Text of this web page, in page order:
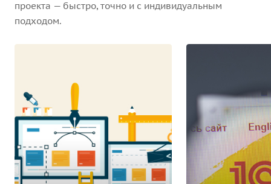
проекта — быстро, точно и с индивидуальным
подходом.